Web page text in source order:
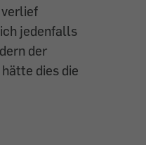
verlief
jedenfalls
der
dies die